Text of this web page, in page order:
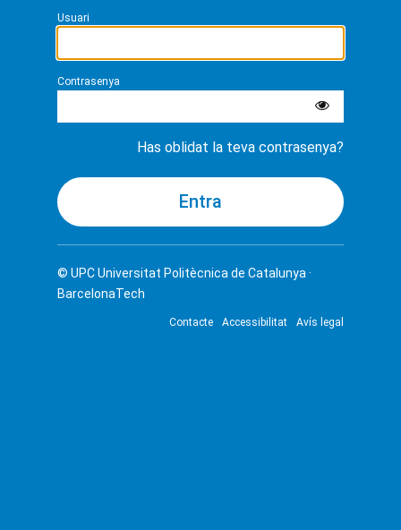
Usuari
Contrasenya
Has oblidat la teva contrasenya?
© UPCUniversitat Politècnica de Catalunya ·
BarcelonaTech
Contacte Accessibilitat Avís legal